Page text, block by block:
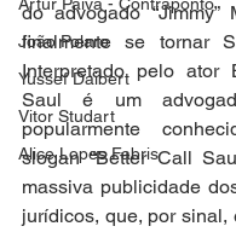
João Polaro
Yussef Daibert
Vitor Studart
Alice Lopes Fabris
do advogado “Jimmy”
finalmente se tornar
Interpretado pelo ator
Saul é um
popularmente
slogan “Better Call
massiva publicidade
jurídicos, que, por sinal,